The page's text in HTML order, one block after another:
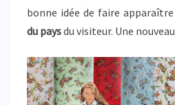
bonne idée de faire apparaître
du paysdu visiteur. Une